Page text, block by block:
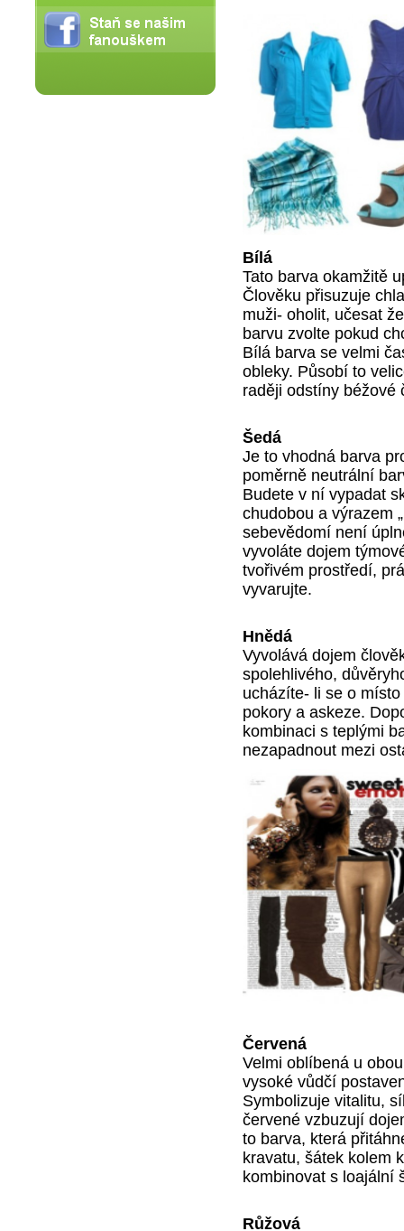
Bílá
Tato barva okamžitě
Člověku přisuzuje
muži- oholit, učesat
barvu zvolte pokud
Bílá barva se velmi
obleky. Působí to
raději odstíny béžové
Šedá
Je to vhodná barva
poměrně neutrální
Budete v ní vypadat
chudobou a výrazem
sebevědomí není
vyvoláte dojem
tvořivém prostředí,
vyvarujte.
Hnědá
Vyvolává dojem
spolehlivého,
ucházíte- li se o
pokory a askeze.
kombinaci s teplými
nezapadnout mezi
Červená
Velmi oblíbená u
vysoké vůdčí
Symbolizuje vitalitu,
červené vzbuzují
to barva, která
kravatu, šátek kolem
kombinovat s loajální
Růžová